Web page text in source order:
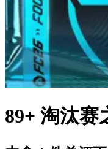
89+ 淘汰赛